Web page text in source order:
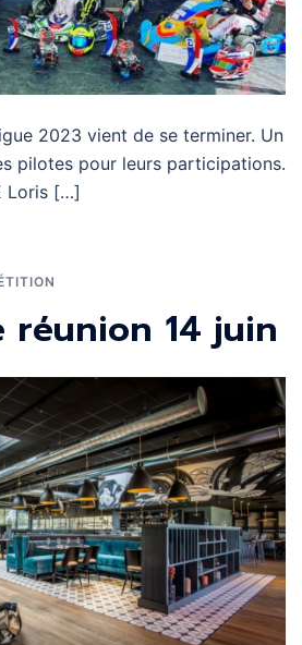
2023 vient de se terminer. Un
pilotes pour leurs participations.
Loris […]
réunion 14 juin